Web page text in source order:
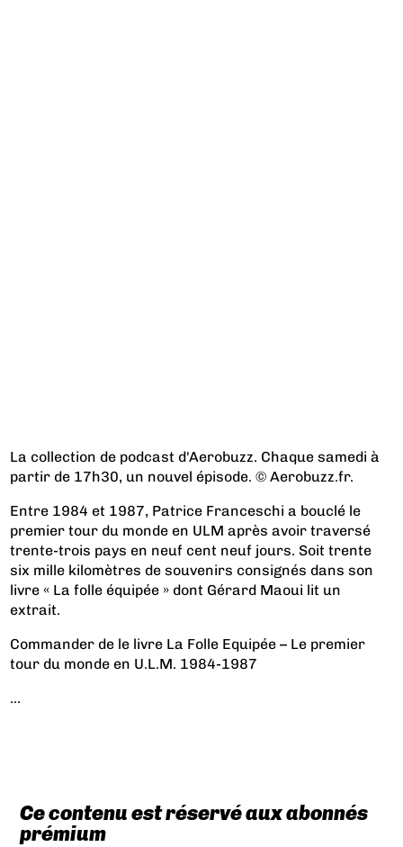
La collection de podcast d'Aerobuzz. Chaque samedi à
partir de 17h30, un nouvel épisode. © Aerobuzz.fr.
Entre 1984 et 1987, Patrice Franceschi a bouclé le
premier tour du monde en ULM après avoir traversé
trente-trois pays en neuf cent neuf jours. Soit trente
six mille kilomètres de souvenirs consignés dans son
livre « La folle équipée » dont Gérard Maoui lit un
extrait.
Commander de le livre La Folle Equipée – Le premier
tour du monde en U.L.M. 1984-1987
...
Ce contenu est réservé aux abonnés
prémium